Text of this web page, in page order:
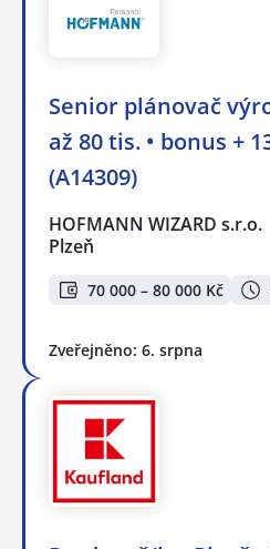
Senior plánovač
až 80 tis. • bonus +
(A14309)
HOFMANN WIZARD s.r.o.
Plzeň
70 000 – 80 000 Kč
Zveřejněno: 6. srpna